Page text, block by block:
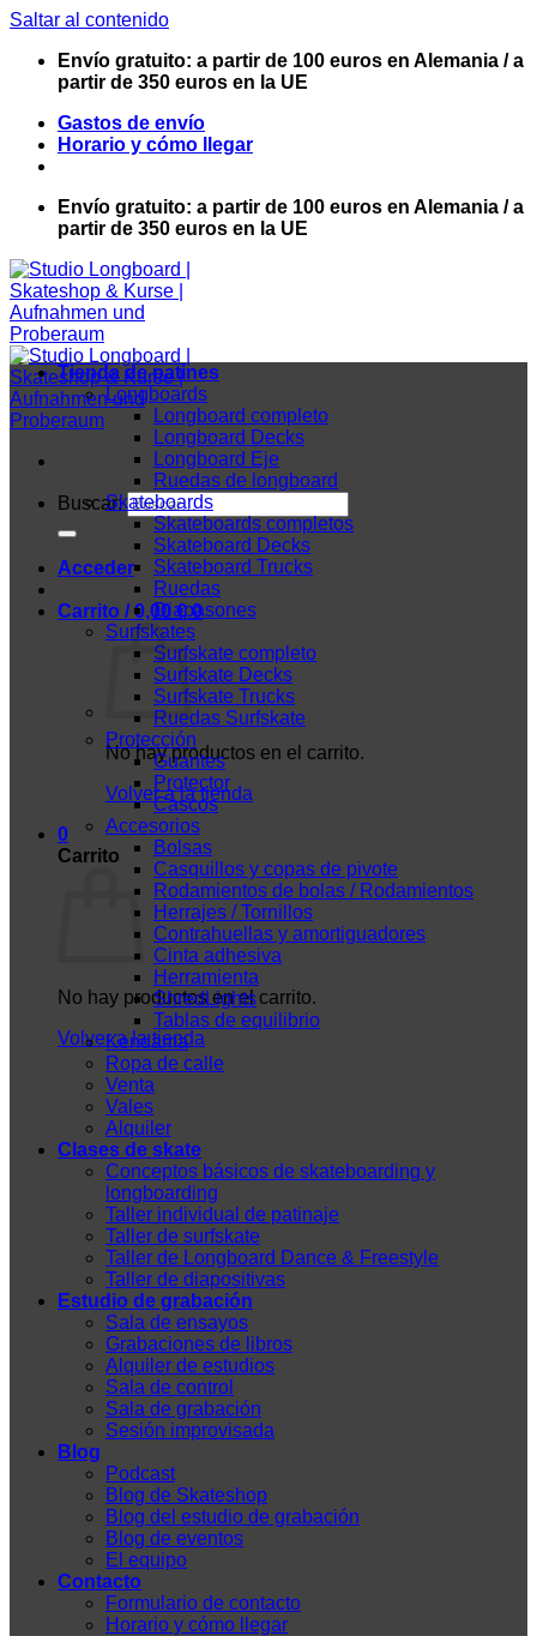
Saltar al contenido
Envío gratuito: a partir de 100 euros en Alemania / a
partir de 350 euros en la UE
Gastos de envío
Horario y cómo llegar
Envío gratuito: a partir de 100 euros en Alemania / a
partir de 350 euros en la UE
Buscar:
Acceder
Carrito /0,00€ 0
No hay productos en el carrito.
Volver a la tienda
0
Carrito
No hay productos en el carrito.
Volver a la tienda
Tienda de patines
Longboards
Longboard completo
Longboard Decks
Longboard Eje
Ruedas de longboard
Skateboards
Skateboards completos
Skateboard Decks
Skateboard Trucks
Ruedas
Diapasones
Surfskates
Surfskate completo
Surfskate Decks
Surfskate Trucks
Ruedas Surfskate
Protección
Guantes
Protector
Cascos
Accesorios
Bolsas
Casquillos y copas de pivote
Rodamientos de bolas / Rodamientos
Herrajes / Tornillos
Contrahuellas y amortiguadores
Cinta adhesiva
Herramienta
ShredLights
Tablas de equilibrio
Kendama
Ropa de calle
Venta
Vales
Alquiler
Clases de skate
Conceptos básicos de skateboarding y
longboarding
Taller individual de patinaje
Taller de surfskate
Taller de Longboard Dance & Freestyle
Taller de diapositivas
Estudio de grabación
Sala de ensayos
Grabaciones de libros
Alquiler de estudios
Sala de control
Sala de grabación
Sesión improvisada
Blog
Podcast
Blog de Skateshop
Blog del estudio de grabación
Blog de eventos
El equipo
Contacto
Formulario de contacto
Horario y cómo llegar